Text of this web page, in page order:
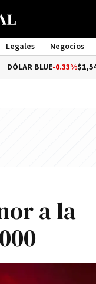
Legales Negocios
-0.33%$1,540.00
a la